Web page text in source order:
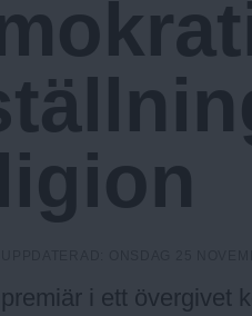
i ett övergivet